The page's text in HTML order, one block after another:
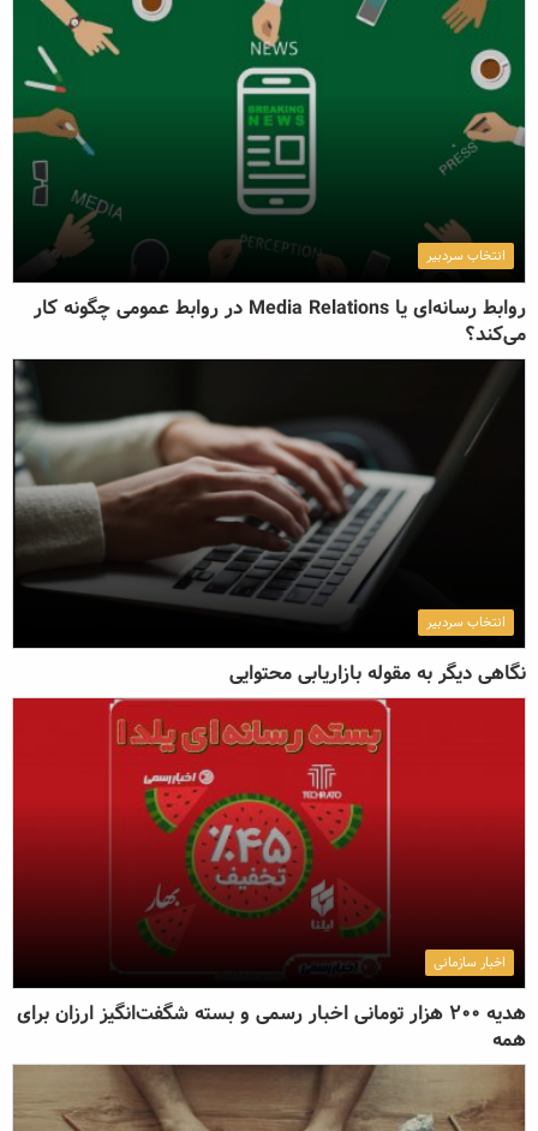
انتخاب سردبیر
روابط رسانه‌ای یا Media Relations در روابط عمومی چگونه کار
می‌کند؟
انتخاب سردبیر
نگاهی دیگر به مقوله بازاریابی محتوایی
اخبار سازمانی
هدیه 200 هزار تومانی اخبار رسمی و بسته شگفت‌انگیز ارزان برای
همه